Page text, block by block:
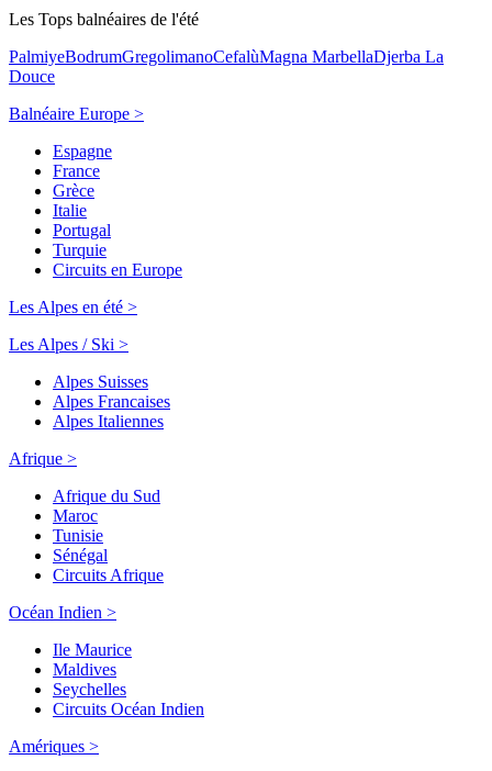
Les Tops balnéaires de l'été
PalmiyeBodrumGregolimanoCefalùMagna MarbellaDjerba La
Douce
Balnéaire Europe >
Espagne
France
Grèce
Italie
Portugal
Turquie
Circuits en Europe
Les Alpes en été >
Les Alpes / Ski >
Alpes Suisses
Alpes Francaises
Alpes Italiennes
Afrique >
Afrique du Sud
Maroc
Tunisie
Sénégal
Circuits Afrique
Océan Indien >
Ile Maurice
Maldives
Seychelles
Circuits Océan Indien
Amériques >